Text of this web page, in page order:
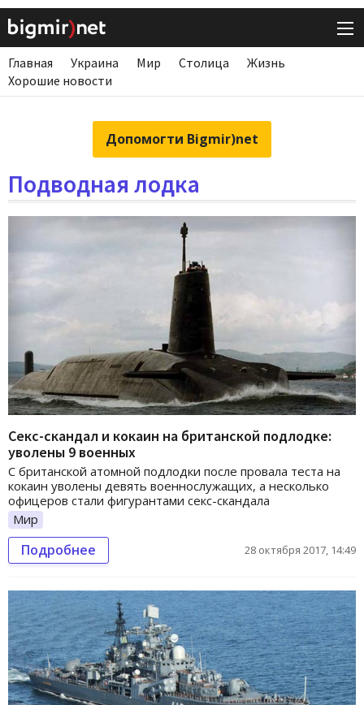
Главная Украина Мир Столица
Жизнь
Хорошие новости
Допомогти Bigmir)net
Подводная лодка
Секс-скандал и кокаин на британской подлодке:
уволены 9 военных
С британской атомной подлодки после провала теста на
кокаин уволены девять военнослужащих, а несколько
офицеров стали фигурантами секс-скандала
Мир
Подробнее 28 октября 2017, 14:49